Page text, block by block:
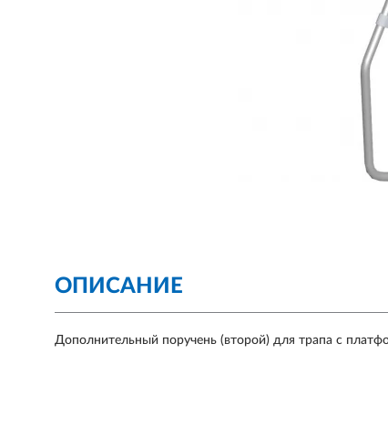
ОПИСАНИЕ
Дополнительный поручень (второй) для трапа с